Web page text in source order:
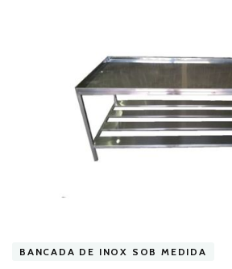
BANCADA DE INOX SOB MEDIDA